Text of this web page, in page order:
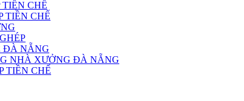
CHẾ
TIỀN CHẾ
ĐÀ NẴNG
NHÀ XƯỞNG ĐÀ NẴNG
TIỀN CHẾ